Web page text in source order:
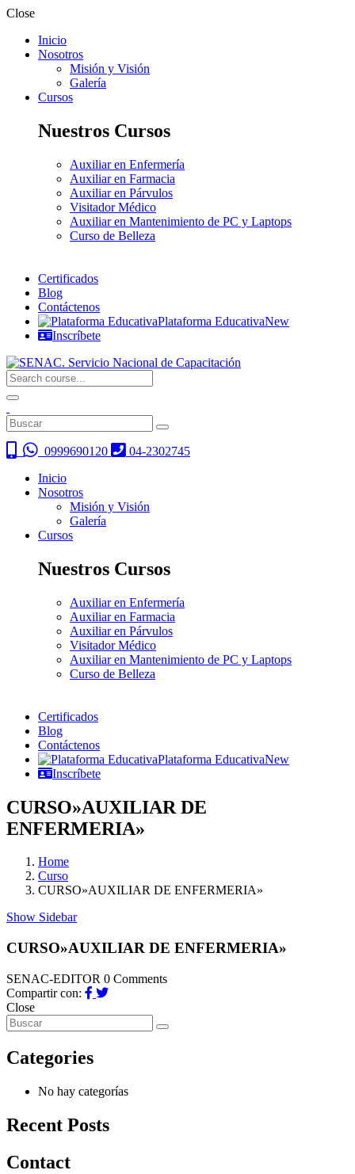
Close
Inicio
Nosotros
Misión y Visión
Galería
Cursos
Nuestros Cursos
Auxiliar en Enfermería
Auxiliar en Farmacia
Auxiliar en Párvulos
Visitador Médico
Auxiliar en Mantenimiento de PC y Laptops
Curso de Belleza
Certificados
Blog
Contáctenos
Plataforma EducativaNew
Inscríbete
0999690120
04-2302745
Inicio
Nosotros
Misión y Visión
Galería
Cursos
Nuestros Cursos
Auxiliar en Enfermería
Auxiliar en Farmacia
Auxiliar en Párvulos
Visitador Médico
Auxiliar en Mantenimiento de PC y Laptops
Curso de Belleza
Certificados
Blog
Contáctenos
Plataforma EducativaNew
Inscríbete
CURSO»AUXILIAR DE
ENFERMERIA»
Home
Curso
CURSO»AUXILIAR DE ENFERMERIA»
Show Sidebar
CURSO»AUXILIAR DE ENFERMERIA»
SENAC-EDITOR 0 Comments
Compartir con:
Close
Categories
No hay categorías
Recent Posts
Contact